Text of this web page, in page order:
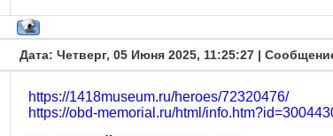
Дата: Четверг, 05 Июня 2025, 11:25:27 |
https://1418museum.ru/heroes/72320476/
https://obd-memorial.ru/html/